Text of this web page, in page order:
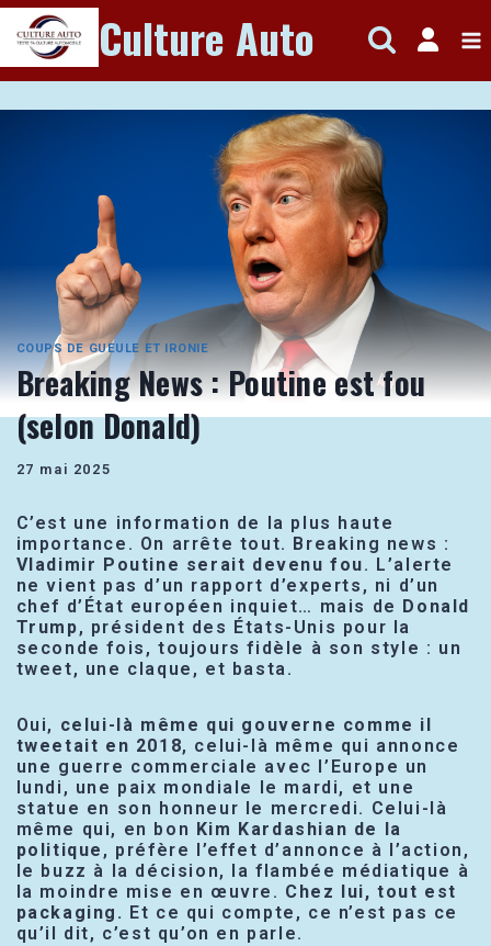
Aller
au
contenu
Culture Auto
COUPS DE GUEULE ET IRONIE
Breaking News : Poutine est fou
(selon Donald)
27 mai 2025
C’est une information de la plus haute
importance. On arrête tout. Breaking news :
Vladimir Poutine serait devenu fou. L’alerte
ne vient pas d’un rapport d’experts, ni d’un
chef d’État européen inquiet… mais de Donald
Trump, président des États-Unis pour la
seconde fois, toujours fidèle à son style : un
tweet, une claque, et basta.
Oui, celui-là même qui gouverne comme il
tweetait en 2018, celui-là même qui annonce
une guerre commerciale avec l’Europe un
lundi, une paix mondiale le mardi, et une
statue en son honneur le mercredi. Celui-là
même qui, en bon Kim Kardashian de la
politique , préfère l’effet d’annonce à l’action,
le buzz à la décision, la flambée médiatique à
la moindre mise en œuvre. Chez lui, tout est
packaging. Et ce qui compte, ce n’est pas ce
qu’il dit, c’est qu’on en parle.